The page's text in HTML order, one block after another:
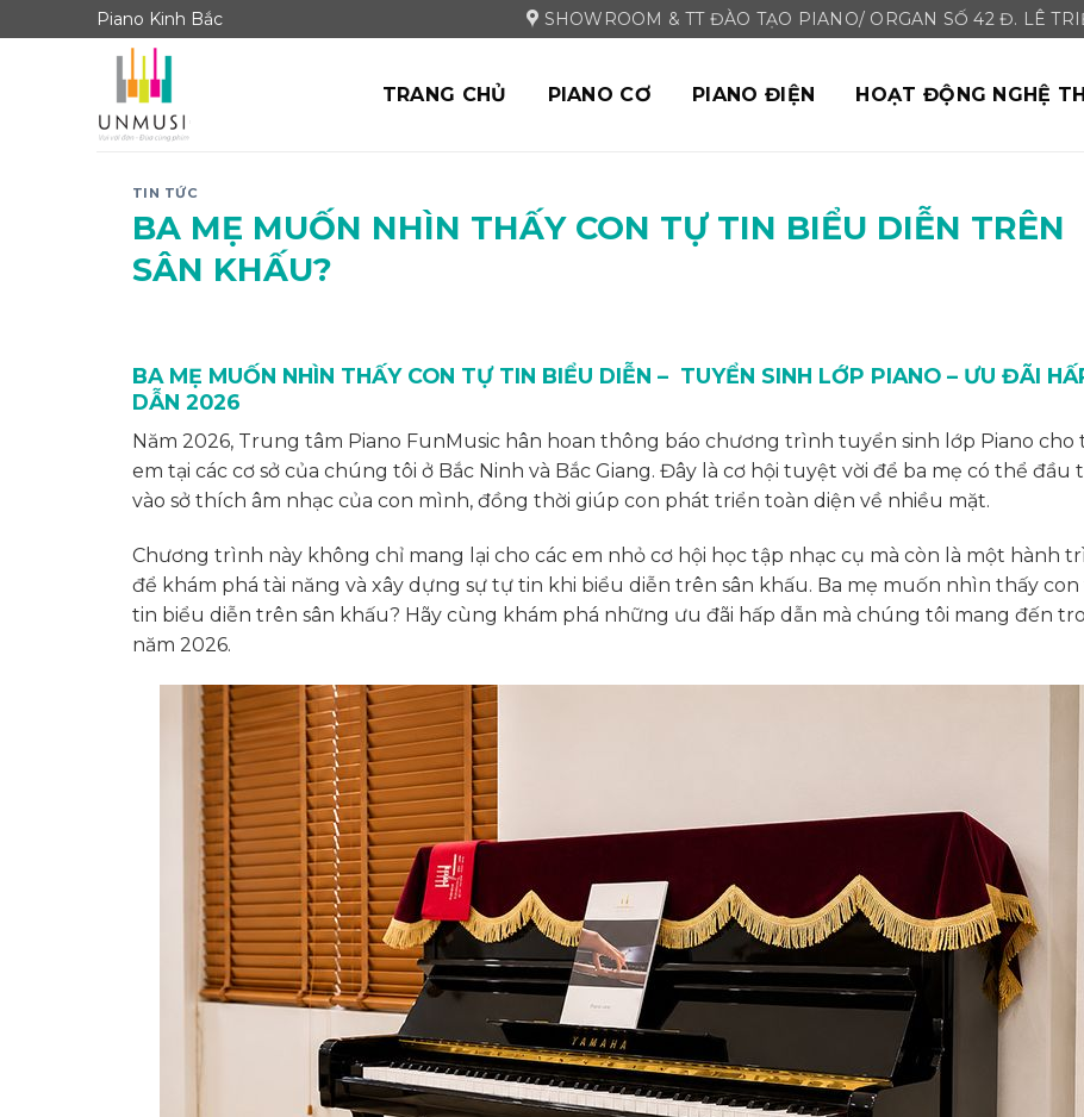
to
Piano Kinh Bắc SHOWROOM & TT ĐÀO TẠO PIANO/ ORGAN SỐ 42 Đ. LÊ
TRANG CHỦ PIANO CƠ PIANO ĐIỆN HOẠT ĐỘNG NGHỆ
TIN TỨC
BA MẸ MUỐN NHÌN THẤY CON TỰ TIN BIỂU DIỄN TRÊN
SÂN KHẤU?
BA MẸ MUỐN NHÌN THẤY CON TỰ TIN BIỂU DIỄN – TUYỂN SINH LỚP PIANO – ƯU ĐÃI
DẪN 2026
Năm 2026, Trung tâm Piano FunMusic hân hoan thông báo chương trình tuyển sinh lớp Piano cho
em tại các cơ sở của chúng tôi ở Bắc Ninh và Bắc Giang. Đây là cơ hội tuyệt vời để ba mẹ có thể đầu
vào sở thích âm nhạc của con mình, đồng thời giúp con phát triển toàn diện về nhiều mặt.
Chương trình này không chỉ mang lại cho các em nhỏ cơ hội học tập nhạc cụ mà còn là một hành
để khám phá tài năng và xây dựng sự tự tin khi biểu diễn trên sân khấu. Ba mẹ muốn nhìn thấy
tin biểu diễn trên sân khấu? Hãy cùng khám phá những ưu đãi hấp dẫn mà chúng tôi mang đến
năm 2026.